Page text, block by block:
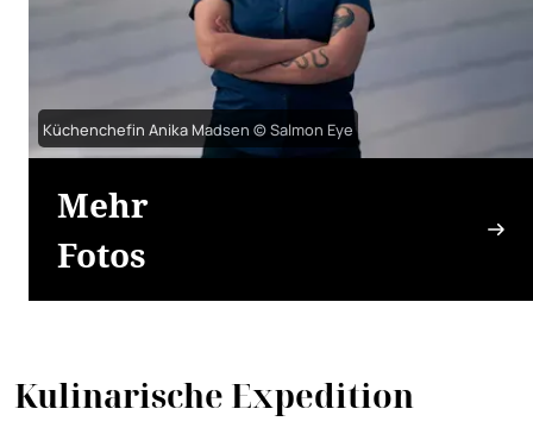
Küchenchefin Anika Madsen © Salmon Eye
Mehr
Fotos
Kulinarische Expedition